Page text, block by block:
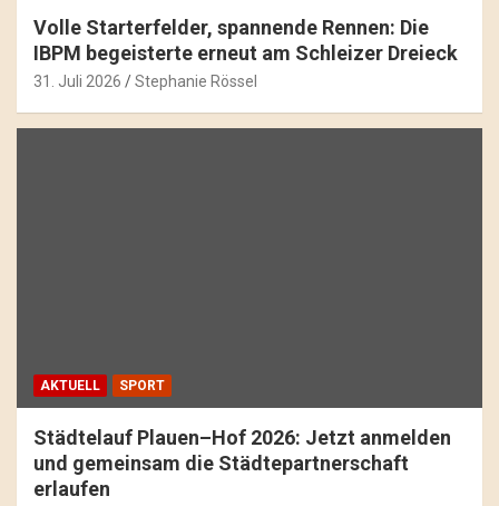
Volle Starterfelder, spannende Rennen: Die
IBPM begeisterte erneut am Schleizer Dreieck
31. Juli 2026 Stephanie Rössel
AKTUELL SPORT
Städtelauf Plauen–Hof 2026: Jetzt anmelden
und gemeinsam die Städtepartnerschaft
erlaufen